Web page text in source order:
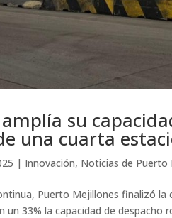
su
una cuarta
| Innovación, Noticias de Puerto
Puerto Mejillones finalizó
un 33% la capacidad de